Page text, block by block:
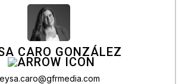
CARO GONZÁLEZ